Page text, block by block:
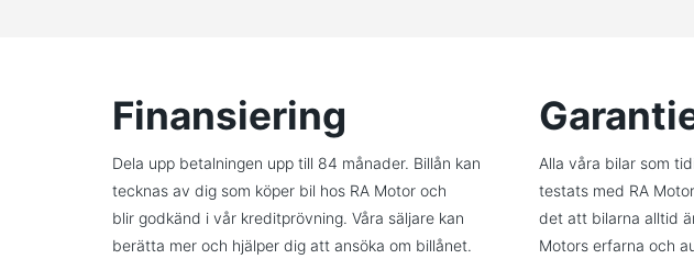
Finansiering
Dela upp betalningen upp till 84 månader. Billån kan
tecknas av dig som köper bil hos RA Motor och
blir godkänd i vår kreditprövning. Våra säljare kan
berätta mer och hjälper dig att ansöka om billånet.
Alla våra bilar som
testats med RA
det att bilarna alltid
Motors erfarna och